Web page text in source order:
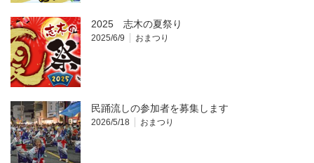
2025 志木の夏祭り
2025/6/9 おまつり
民踊流しの参加者を募集します
2026/5/18 おまつり